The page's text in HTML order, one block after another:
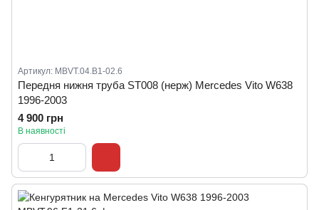
Артикул: MBVT.04.B1-02.6
Передня нижня труба ST008 (нерж) Mercedes Vito W638
1996-2003
4 900 грн
В наявності